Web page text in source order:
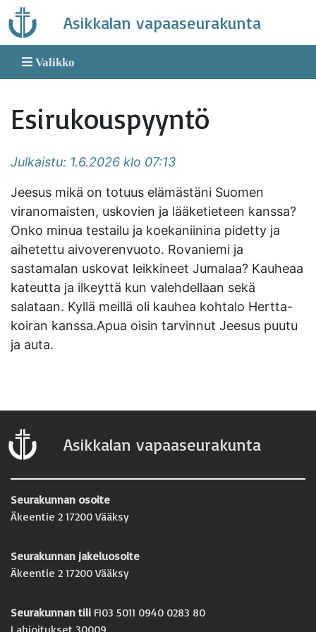
Skip
to
content
Asikkalan vapaaseurakunta
Valikko
Esirukouspyyntö
Julkaistu: 1.6.2026 klo 07:13
Jeesus mikä on totuus elämästäni Suomen
viranomaisten, uskovien ja lääketieteen kanssa?
Onko minua testailu ja koekaniinina pidetty ja
aihetettu aivoverenvuoto. Rovaniemi ja
sastamalan uskovat leikkineet Jumalaa? Kauheaa
kateutta ja ilkeyttä kun valehdellaan sekä
salataan. Kyllä meillä oli kauhea kohtalo Hertta-
koiran kanssa.Apua oisin tarvinnut Jeesus puutu
ja auta.
Asikkalan vapaaseurakunta
Seurakunnan osoite
Äkeentie 2 17200 Vääksy
Seurakunnan jakeluosoite
Äkeentie 2 17200 Vääksy
Seurakunnan tili FI03 5011 0940 0283 80
Lahjoitukset 30009